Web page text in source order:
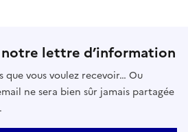
lettre d’information
que vous voulez recevoir… Ou
ne sera bien sûr jamais partagée